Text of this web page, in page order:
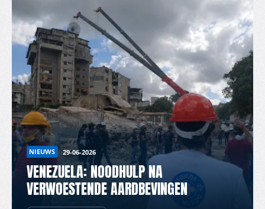
NIEUWS 29-06-2026
VENEZUELA: NOODHULP NA
VERWOESTENDE AARDBEVINGEN